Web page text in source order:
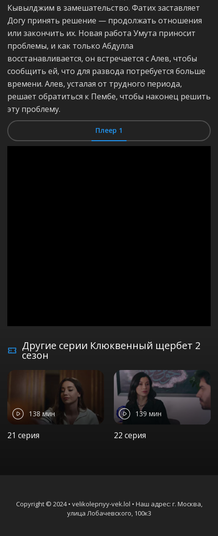
Кывылджим в замешательство. Фатих заставляет
Догу принять решение — продолжать отношения
или закончить их. Новая работа Умута приносит
проблемы, и как только Абдулла
восстанавливается, он встречается с Алев, чтобы
сообщить ей, что для развода потребуется больше
времени. Алев, усталая от трудного периода,
решает обратиться к Пембе, чтобы наконец решить
эту проблему.
Плеер 1
Другие серии Клюквенный щербет 2
сезон
138 мин
21 серия
139 мин
22 серия
Copyright © 2024 • velikolepnyy-vek.lol • Наш адрес: г. Москва,
улица Лобачевского, 100к3